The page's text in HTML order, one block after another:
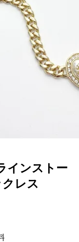
インストー
レス